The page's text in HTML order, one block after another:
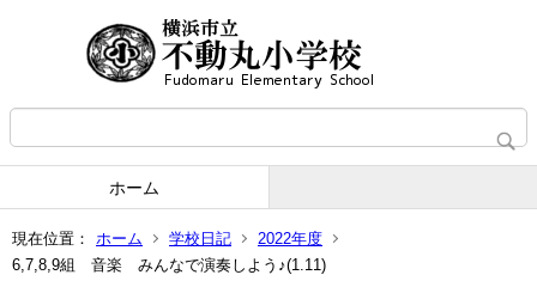
ホーム
現在位置： ホーム 学校日記
2022年度
6,7,8,9組 音楽 みんなで演奏しよう♪(1.11)